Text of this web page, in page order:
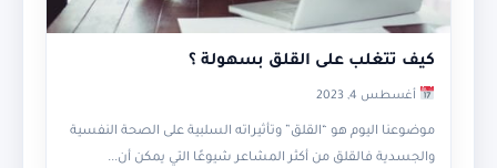
كيف تتغلب على القلق بسهولة ؟
أغسطس 4, 2023
موضوعنا اليوم هو “القلق” وتأثيراته السلبية على الصحة النفسية
والجسدية فالقلق من أكثر المشاعر شيوعًا التي يمكن أن...